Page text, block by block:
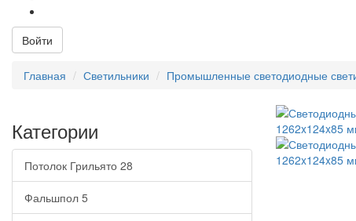
Войти
Главная Светильники Промышленные светодиодные
Категории
Потолок Грильято 28
Фальшпол 5